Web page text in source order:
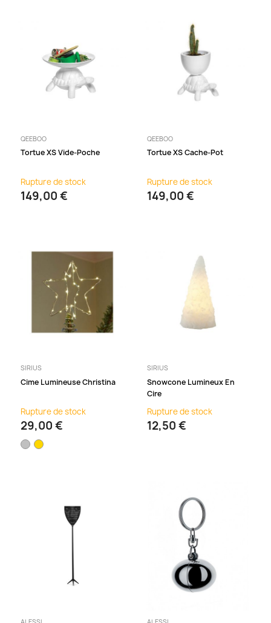
QEEBOO
Tortue XS Vide-Poche
Rupture de stock
149,00 €
QEEBOO
Tortue XS Cache-Pot
Rupture de stock
149,00 €
SIRIUS
Cime Lumineuse Christina
Rupture de stock
29,00 €
SIRIUS
Snowcone Lumineux En
Cire
Rupture de stock
12,50 €